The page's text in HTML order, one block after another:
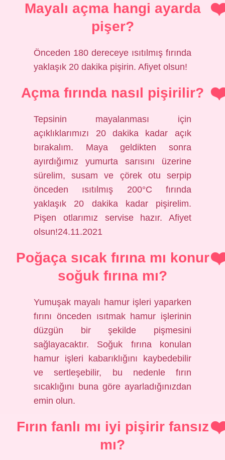
Mayalı açma hangi ayarda
pişer?
Önceden 180 dereceye ısıtılmış fırında
yaklaşık 20 dakika pişirin. Afiyet olsun!
Açma fırında nasıl pişirilir?
Tepsinin mayalanması için
açıklıklarımızı 20 dakika kadar açık
bırakalım. Maya geldikten sonra
ayırdığımız yumurta sarısını üzerine
sürelim, susam ve çörek otu serpip
önceden ısıtılmış 200°C fırında
yaklaşık 20 dakika kadar pişirelim.
Pişen otlarımız servise hazır. Afiyet
olsun!24.11.2021
Poğaça sıcak fırına mı konur
soğuk fırına mı?
Yumuşak mayalı hamur işleri yaparken
fırını önceden ısıtmak hamur işlerinin
düzgün bir şekilde pişmesini
sağlayacaktır. Soğuk fırına konulan
hamur işleri kabarıklığını kaybedebilir
ve sertleşebilir, bu nedenle fırın
sıcaklığını buna göre ayarladığınızdan
emin olun.
Fırın fanlı mı iyi pişirir fansız
mı?